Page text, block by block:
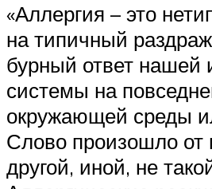
«Аллергия – это
на типичный
бурный ответ нашей
системы на
окружающей среды
Слово произошло от
другой, иной, не